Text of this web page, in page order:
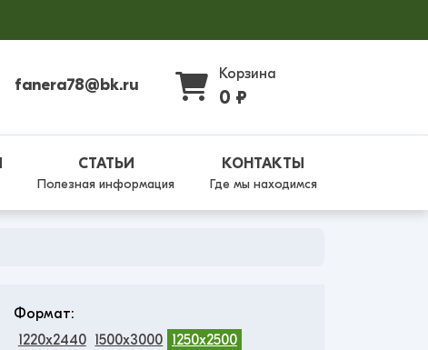
fanera78@bk.ru
Корзина
0 ₽
СТАТЬИ
Полезная информация
КОНТАКТЫ
Где мы находимся
Формат:
1220x2440 1500x3000 1250x2500